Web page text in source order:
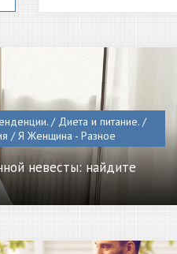
/ Диета и питание. /
/ Я Женщина - Разное
невесты: найдите